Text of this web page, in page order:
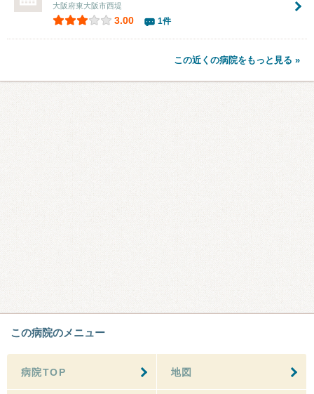
大阪府東大阪市西堤
3.00 1件
この近くの病院をもっと見る »
この病院のメニュー
病院TOP 地図